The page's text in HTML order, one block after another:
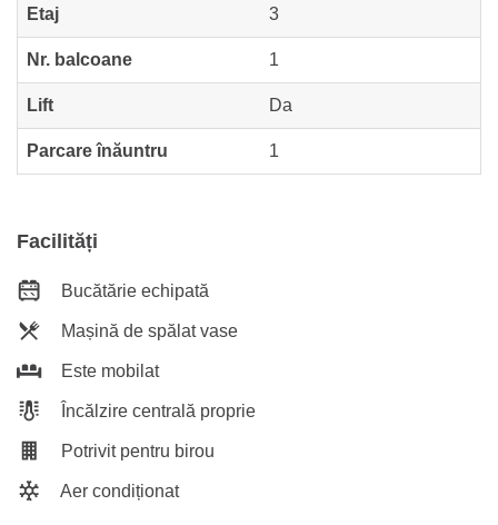
Etaj 3
Nr. balcoane 1
Lift Da
Parcare înăuntru 1
Facilități
Bucătărie echipată
Mașină de spălat vase
Este mobilat
Încălzire centrală proprie
Potrivit pentru birou
Aer condiționat